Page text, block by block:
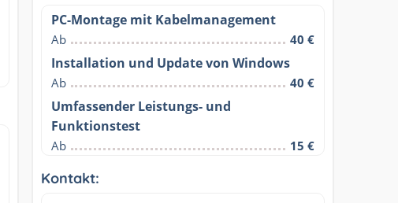
PC-Montage mit Kabelmanagement
Ab 40 €
Installation und Update von Windows
Ab 40 €
Umfassender Leistungs- und
Funktionstest
Ab 15 €
Kontakt: